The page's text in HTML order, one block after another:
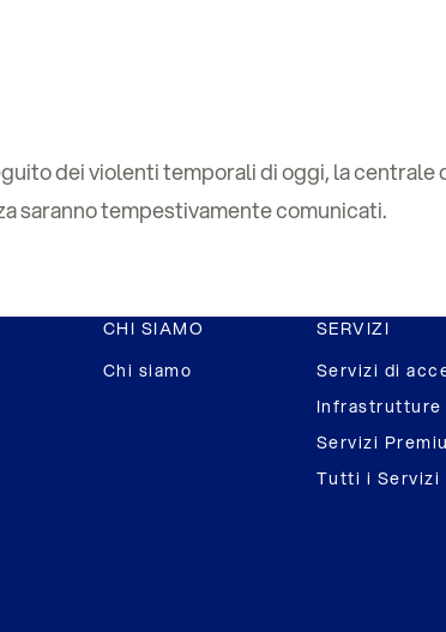
dei violenti temporali di oggi, la centrale
saranno tempestivamente comunicati.
CHI SIAMO
Chi siamo
SERVIZI
Servizi di
Infrastrutture
Servizi
Tutti i Servizi